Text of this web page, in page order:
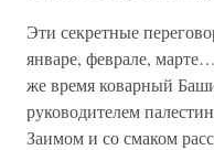
Эти секретные
январе, феврале,
же время коварный
руководителем
Заимом и со смаком